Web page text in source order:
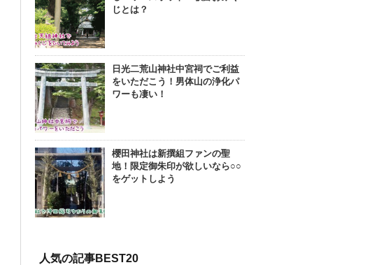
じとは？
日光二荒山神社中宮祠でご利益
をいただこう！男体山の浄化パ
ワーも凄い！
櫻田神社は新撰組ファンの聖
地！限定御朱印が欲しいなら○○
をゲットしよう
人気の記事BEST20